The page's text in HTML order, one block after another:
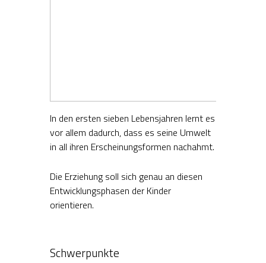
In den ersten sieben Lebensjahren lernt es
vor allem dadurch, dass es seine Umwelt
in all ihren Erscheinungsformen nachahmt.
Die Erziehung soll sich genau an diesen
Entwicklungsphasen der Kinder
orientieren.
Schwerpunkte